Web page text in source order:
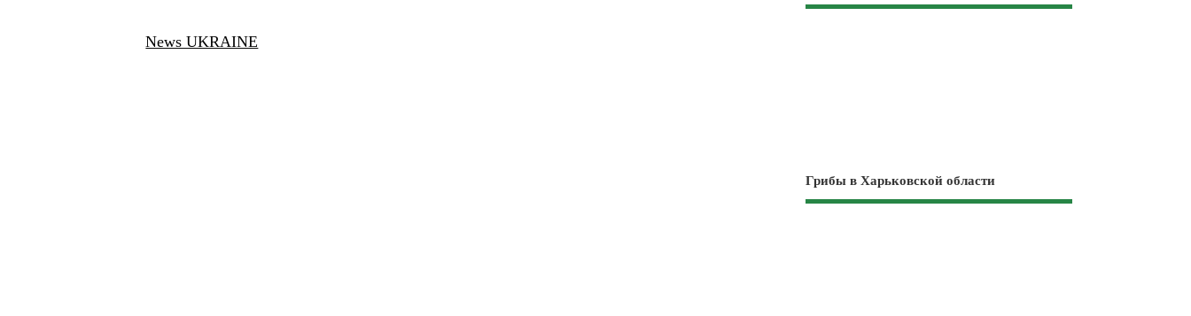
News UKRAINE
Грибы в Харьковской области